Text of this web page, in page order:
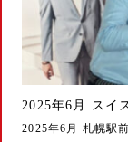
2025年6月 スイ
2025年6月 札幌駅